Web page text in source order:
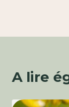
A lire